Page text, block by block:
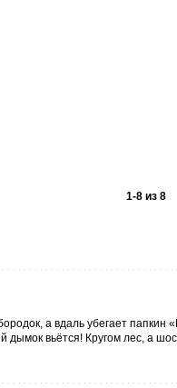
1-8 из 8
а вдаль убегает папкин
дымок вьётся! Кругом лес, а